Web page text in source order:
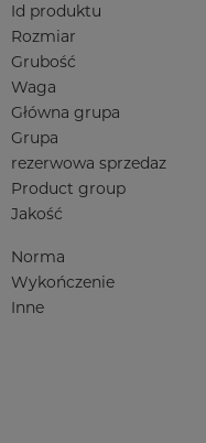
Id produktu
Rozmiar
Grubość
Waga
Główna grupa
Grupa
rezerwowa sprzedaz
Product group
Jakość
Norma
Wykończenie
Inne